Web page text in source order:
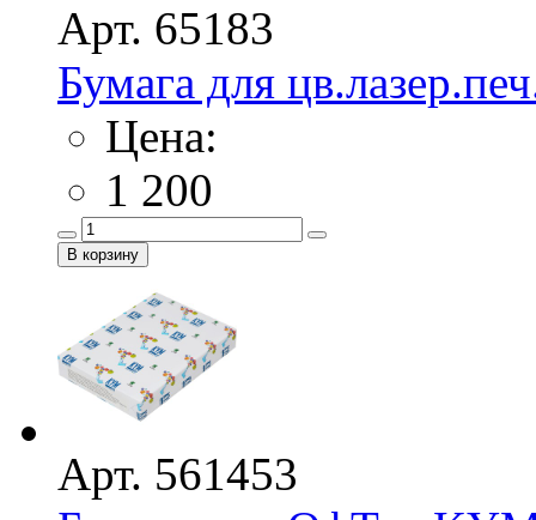
Арт. 65183
Бумага для
Цена:
1 200
Арт. 561453